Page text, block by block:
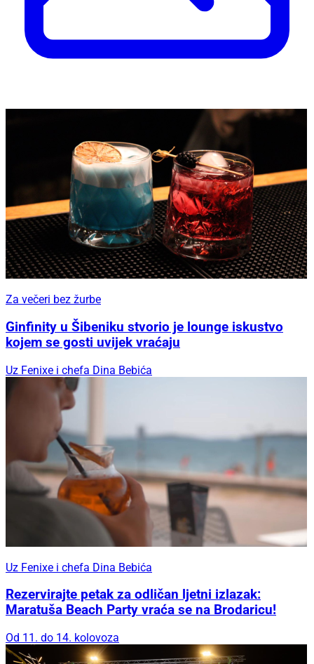
Za večeri bez žurbe
Ginfinity u Šibeniku stvorio je lounge iskustvo
kojem se gosti uvijek vraćaju
Uz Fenixe i chefa Dina Bebića
Uz Fenixe i chefa Dina Bebića
Rezervirajte petak za odličan ljetni izlazak:
Maratuša Beach Party vraća se na Brodaricu!
Od 11. do 14. kolovoza